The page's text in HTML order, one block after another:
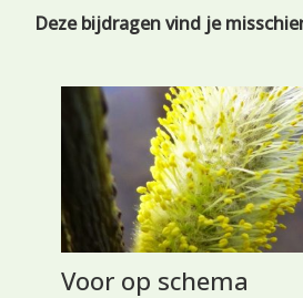
Deze bijdragen vind je
Voor op schema